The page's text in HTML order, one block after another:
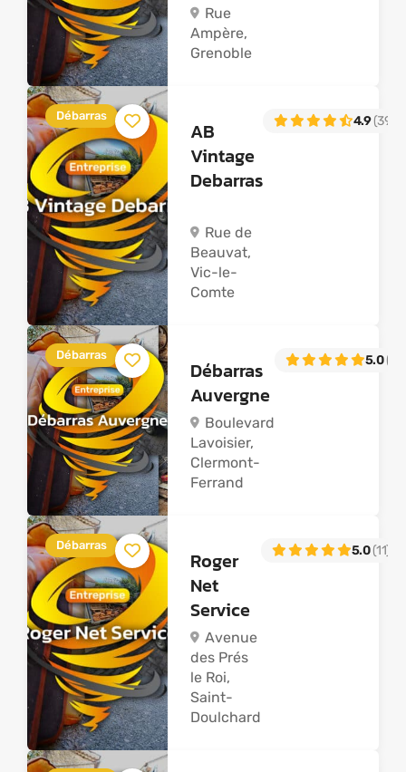
Rue
Ampère,
Grenoble
Débarras
AB
Vintage
Debarras
Rue de
Beauvat,
Vic-le-
Comte
4.9(39)
Débarras
Débarras
Auvergne
Boulevard
Lavoisier,
Clermont-
Ferrand
5.0
Débarras
Roger
Net
Service
Avenue
des Prés
le Roi,
Saint-
Doulchard
5.0(11)